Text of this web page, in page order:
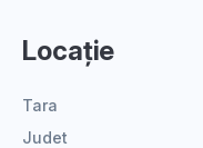
Locație
Tara
Judet